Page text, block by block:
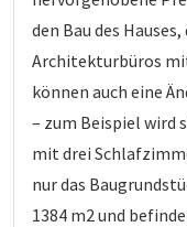
den Bau des
Architekturbüros
können auch eine
– zum Beispiel wird
mit drei
nur das
1384 m2 und